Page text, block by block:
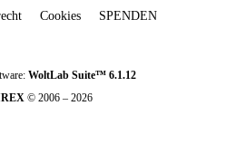
Cookies SPENDEN
WoltLab Suite™ 6.1.12
© 2006 – 2026